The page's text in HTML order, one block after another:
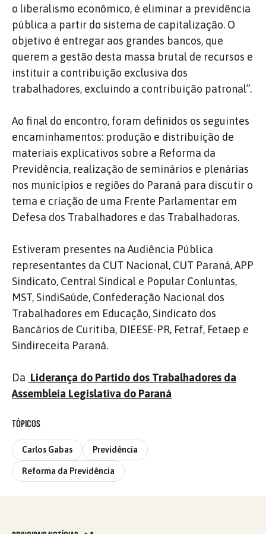
o liberalismo econômico, é eliminar a previdência
pública a partir do sistema de capitalização. O
objetivo é entregar aos grandes bancos, que
querem a gestão desta massa brutal de recursos e
instituir a contribuição exclusiva dos
trabalhadores, excluindo a contribuição patronal”.
Ao final do encontro, foram definidos os seguintes
encaminhamentos: produção e distribuição de
materiais explicativos sobre a Reforma da
Previdência, realização de seminários e plenárias
nos municípios e regiões do Paraná para discutir o
tema e criação de uma Frente Parlamentar em
Defesa dos Trabalhadores e das Trabalhadoras.
Estiveram presentes na Audiência Pública
representantes da CUT Nacional, CUT Paraná, APP
Sindicato, Central Sindical e Popular Conluntas,
MST, SindiSaúde, Confederação Nacional dos
Trabalhadores em Educação, Sindicato dos
Bancários de Curitiba, DIEESE-PR, Fetraf, Fetaep e
Sindireceita Paraná.
Da Liderança do Partido dos Trabalhadores da
Assembleia Legislativa do Paraná
TÓPICOS
Carlos Gabas Previdência
Reforma da Previdência